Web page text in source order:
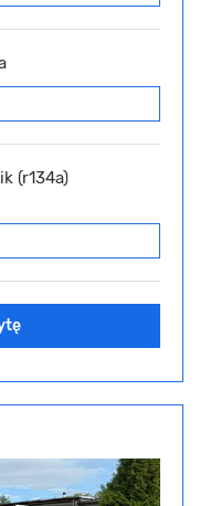
(r134a)